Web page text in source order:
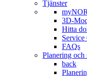
Tjänster
3D-
Hitta
Service
FAQs
Planering
back